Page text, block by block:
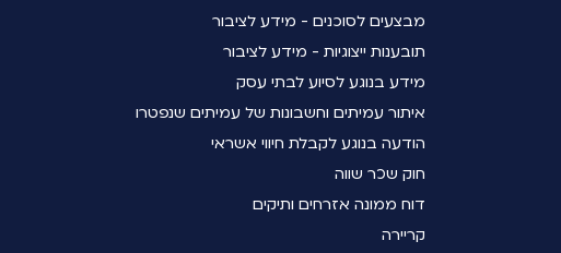
מבצעים לסוכנים - מידע לציבור
תובענות ייצוגיות - מידע לציבור
מידע בנוגע לסיוע לבתי עסק
איתור עמיתים וחשבונות של עמיתים שנפטרו
הודעה בנוגע לקבלת חיווי אשראי
חוק שכר שווה
דוח ממונה אזרחים ותיקים
קריירה